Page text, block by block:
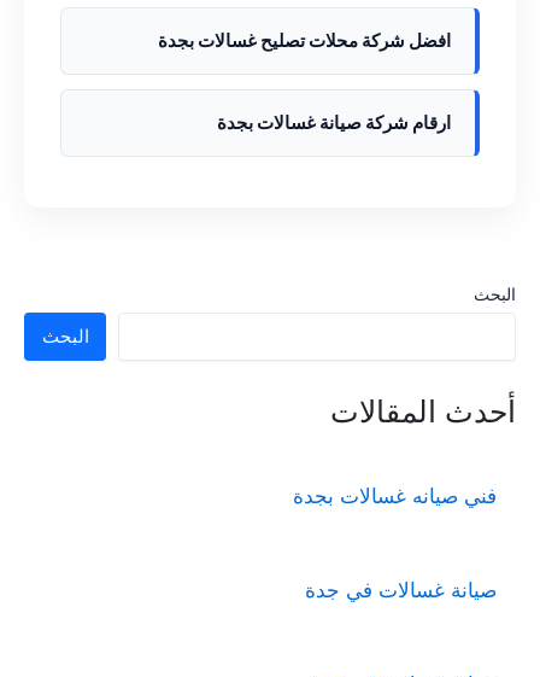
افضل شركة محلات تصليح غسالات بجدة
ارقام شركة صيانة غسالات بجدة
البحث
البحث
أحدث المقالات
فني صيانه غسالات بجدة
صيانة غسالات في جدة